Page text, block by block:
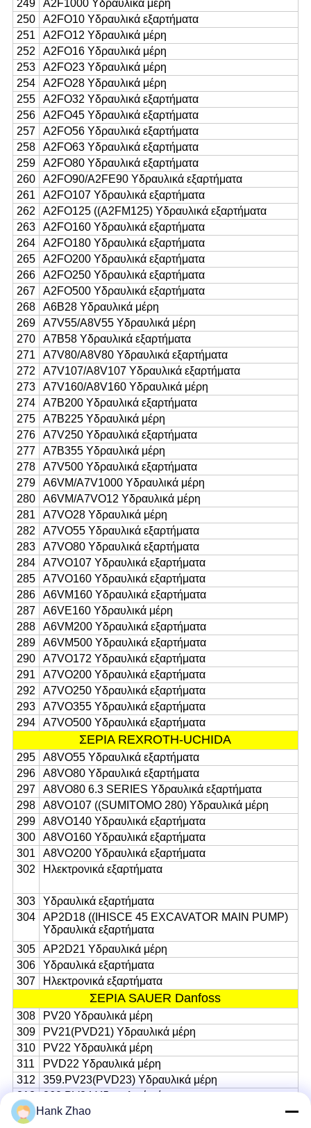
249
Α2F1000 Υδραυλικά μέρη
250
Α2FO10 Υδραυλικά εξαρτήματα
251
Α2FO12 Υδραυλικά μέρη
252
Α2FO16 Υδραυλικά μέρη
253
Α2FO23 Υδραυλικά μέρη
254
Α2FO28 Υδραυλικά μέρη
255
Α2FO32 Υδραυλικά εξαρτήματα
256
Α2FO45 Υδραυλικά εξαρτήματα
257
Α2FO56 Υδραυλικά εξαρτήματα
258
Α2FO63 Υδραυλικά εξαρτήματα
259
Α2FO80 Υδραυλικά εξαρτήματα
260
Α2FO90/A2FE90 Υδραυλικά εξαρτήματα
261
Α2FO107 Υδραυλικά εξαρτήματα
262
Α2FO125 ((A2FM125) Υδραυλικά εξαρτήματα
263
Α2FO160 Υδραυλικά εξαρτήματα
264
A2FO180 Υδραυλικά εξαρτήματα
265
Α2FO200 Υδραυλικά εξαρτήματα
266
Α2FO250 Υδραυλικά εξαρτήματα
267
A2FO500 Υδραυλικά εξαρτήματα
268
Α6Β28 Υδραυλικά μέρη
269
A7V55/A8V55 Υδραυλικά μέρη
270
Α7Β58 Υδραυλικά εξαρτήματα
271
A7V80/A8V80 Υδραυλικά εξαρτήματα
272
A7V107/A8V107 Υδραυλικά εξαρτήματα
273
Α7V160/A8V160 Υδραυλικά μέρη
274
Α7Β200 Υδραυλικά εξαρτήματα
275
Α7Β225 Υδραυλικά μέρη
276
A7V250 Υδραυλικά εξαρτήματα
277
Α7Β355 Υδραυλικά μέρη
278
A7V500 Υδραυλικά εξαρτήματα
279
Α6VM/A7V1000 Υδραυλικά μέρη
280
Α6VM/A7VO12 Υδραυλικά μέρη
281
Α7VO28 Υδραυλικά μέρη
282
Α7VO55 Υδραυλικά εξαρτήματα
283
A7VO80 Υδραυλικά εξαρτήματα
284
Α7VO107 Υδραυλικά εξαρτήματα
285
Α7VO160 Υδραυλικά εξαρτήματα
286
Α6VM160 Υδραυλικά εξαρτήματα
287
A6VE160 Υδραυλικά μέρη
288
Α6VM200 Υδραυλικά εξαρτήματα
289
Α6VM500 Υδραυλικά εξαρτήματα
290
A7VO172 Υδραυλικά εξαρτήματα
291
A7VO200 Υδραυλικά εξαρτήματα
292
Α7VO250 Υδραυλικά εξαρτήματα
293
Α7VO355 Υδραυλικά εξαρτήματα
294
Α7VO500 Υδραυλικά εξαρτήματα
ΣΕΡΙΑ REXROTH-UCHIDA
295
Α8VO55 Υδραυλικά εξαρτήματα
296
Α8VO80 Υδραυλικά εξαρτήματα
297
Α8VO80 6.3 SERIES Υδραυλικά εξαρτήματα
298
Α8VO107 ((SUMITOMO 280) Υδραυλικά μέρη
299
Α8VO140 Υδραυλικά εξαρτήματα
300
Α8VO160 Υδραυλικά εξαρτήματα
301
Α8VO200 Υδραυλικά εξαρτήματα
302
Ηλεκτρονικά εξαρτήματα
303
Υδραυλικά εξαρτήματα
304
AP2D18 ((IHISCE 45 EXCAVATOR MAIN PUMP)
Υδραυλικά εξαρτήματα
305
AP2D21 Υδραυλικά μέρη
306
Υδραυλικά εξαρτήματα
307
Ηλεκτρονικά εξαρτήματα
ΣΕΡΙΑ SAUER Danfoss
308
PV20 Υδραυλικά μέρη
309
PV21(PVD21) Υδραυλικά μέρη
310
PV22 Υδραυλικά μέρη
311
PVD22 Υδραυλικά μέρη
312
359.PV23(PVD23) Υδραυλικά μέρη
313
360.PV24 Υδραυλικά μέρη
314
361.SPV6/119 Υδραυλικά μέρη
Hank Zhao